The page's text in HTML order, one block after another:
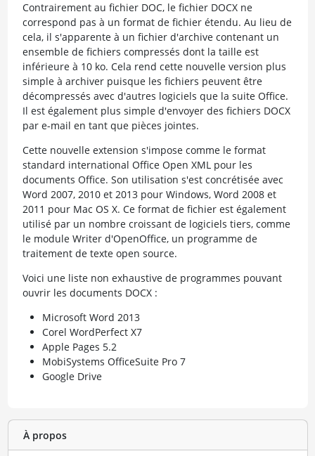
Contrairement au fichier DOC, le fichier DOCX ne
correspond pas à un format de fichier étendu. Au lieu de
cela, il s'apparente à un fichier d'archive contenant un
ensemble de fichiers compressés dont la taille est
inférieure à 10 ko. Cela rend cette nouvelle version plus
simple à archiver puisque les fichiers peuvent être
décompressés avec d'autres logiciels que la suite Office.
Il est également plus simple d'envoyer des fichiers DOCX
par e-mail en tant que pièces jointes.
Cette nouvelle extension s'impose comme le format
standard international Office Open XML pour les
documents Office. Son utilisation s'est concrétisée avec
Word 2007, 2010 et 2013 pour Windows, Word 2008 et
2011 pour Mac OS X. Ce format de fichier est également
utilisé par un nombre croissant de logiciels tiers, comme
le module Writer d'OpenOffice, un programme de
traitement de texte open source.
Voici une liste non exhaustive de programmes pouvant
ouvrir les documents DOCX :
Microsoft Word 2013
Corel WordPerfect X7
Apple Pages 5.2
MobiSystems OfficeSuite Pro 7
Google Drive
À propos